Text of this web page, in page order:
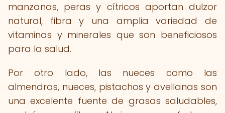
manzanas, peras y cítricos aportan dulzor
natural, fibra y una amplia variedad de
vitaminas y minerales que son beneficiosos
para la salud.
Por otro lado, las nueces como las
almendras, nueces, pistachos y avellanas son
una excelente fuente de grasas saludables,